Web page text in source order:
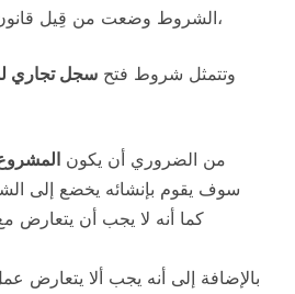
الشروط وضعت من قِيل قانون الخدمة المدنية الجديد،
وتتمثل شروط فتح سجل تجاري
من الضروري أن يكون
سوف يقوم بإنشائه يخضع إلى
كما أنه لا يجب أن يتعارض
بالإضافة إلى أنه يجب ألا يتعارض